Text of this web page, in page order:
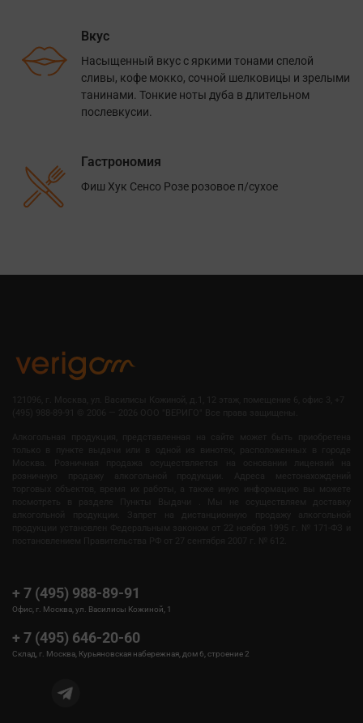
Вкус
Насыщенный вкус с яркими тонами спелой
сливы, кофе мокко, сочной шелковицы и зрелыми
танинами. Тонкие ноты дуба в длительном
послевкусии.
Гастрономия
Фиш Хук Сенсо Розе розовое п/сухое
+ 7 (495) 988-89-91
Офис, г. Москва, ул. Василисы Кожиной, 1
+ 7 (495) 646-20-60
Склад, г. Москва, Курьяновская набережная, дом 6, строение 2